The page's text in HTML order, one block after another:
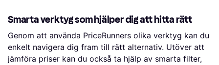
Smarta verktyg som hjälper dig att hitta rätt
Genom att använda PriceRunners olika verktyg kan du
enkelt navigera dig fram till rätt alternativ. Utöver att
jämföra priser kan du också ta hjälp av smarta filter,